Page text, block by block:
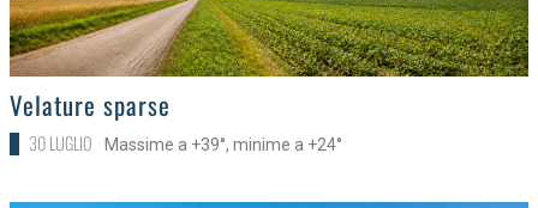
>
Velature sparse
30 LUGLIO Massime a +39°, minime a +24°